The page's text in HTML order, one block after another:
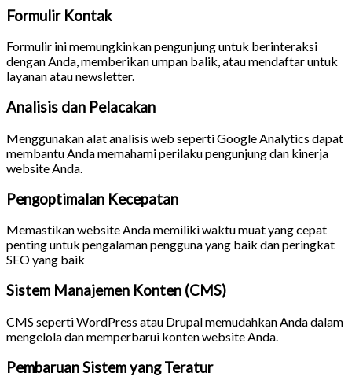
Formulir Kontak
Formulir ini memungkinkan pengunjung untuk berinteraksi
dengan Anda, memberikan umpan balik, atau mendaftar untuk
layanan atau newsletter.
Analisis dan Pelacakan
Menggunakan alat analisis web seperti Google Analytics dapat
membantu Anda memahami perilaku pengunjung dan kinerja
website Anda.
Pengoptimalan Kecepatan
Memastikan website Anda memiliki waktu muat yang cepat
penting untuk pengalaman pengguna yang baik dan peringkat
SEO yang baik
Sistem Manajemen Konten (CMS)
CMS seperti WordPress atau Drupal memudahkan Anda dalam
mengelola dan memperbarui konten website Anda.
Pembaruan Sistem yang Teratur